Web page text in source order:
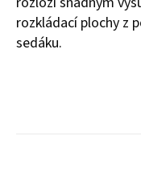
rozkládací plochy z
sedáku.